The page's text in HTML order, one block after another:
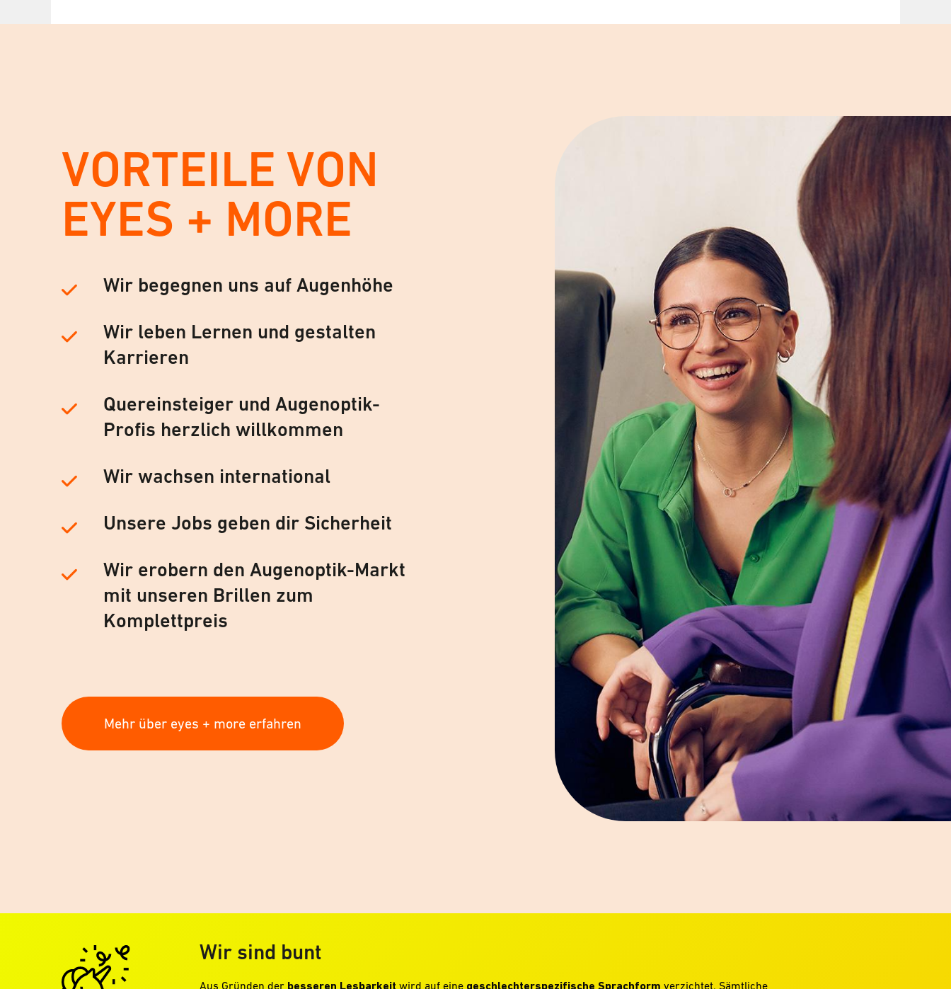
VORTEILE VON
EYES + MORE
Wir begegnen uns auf Augenhöhe
Wir leben Lernen und gestalten
Karrieren
Quereinsteiger und Augenoptik-
Profis herzlich willkommen
Wir wachsen international
Unsere Jobs geben dir Sicherheit
Wir erobern den Augenoptik-Markt
mit unseren Brillen zum
Komplettpreis
Mehr über eyes + more erfahren
Wir sind bunt
Aus Gründen der besseren Lesbarkeit wird auf eine geschlechterspezifische Sprachform verzichtet. Sämtliche